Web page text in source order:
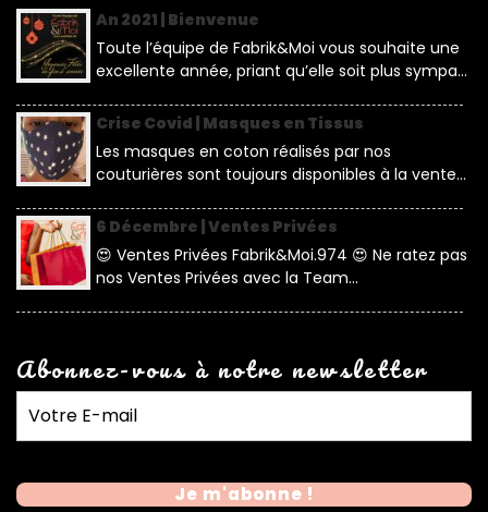
An 2021 | Bienvenue
Toute l’équipe de Fabrik&Moi vous souhaite une
excellente année, priant qu’elle soit plus sympa...
Crise Covid | Masques en Tissus
Les masques en coton réalisés par nos
couturières sont toujours disponibles à la vente...
6 Décembre | Ventes Privées
😍 Ventes Privées Fabrik&Moi.974 😍 Ne ratez pas
nos Ventes Privées avec la Team...
Abonnez-vous à notre newsletter